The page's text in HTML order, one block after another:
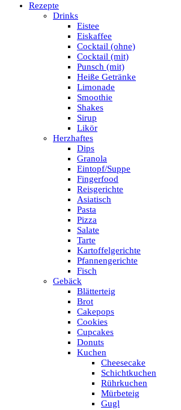
Rezepte
Drinks
Eistee
Eiskaffee
Cocktail (ohne)
Cocktail (mit)
Punsch (mit)
Heiße Getränke
Limonade
Smoothie
Shakes
Sirup
Likör
Herzhaftes
Dips
Granola
Eintopf/Suppe
Fingerfood
Reisgerichte
Asiatisch
Pasta
Pizza
Salate
Tarte
Kartoffelgerichte
Pfannengerichte
Fisch
Gebäck
Blätterteig
Brot
Cakepops
Cookies
Cupcakes
Donuts
Kuchen
Cheesecake
Schichtkuchen
Rührkuchen
Mürbeteig
Gugl